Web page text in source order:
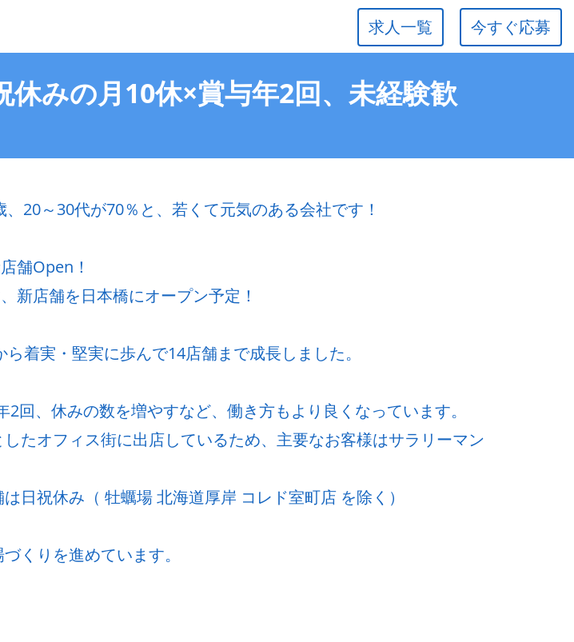
今すぐ応募
求人一覧
みの月10休×賞与年2回、未経験歓
20～30代が70％と、若くて元気のある会社です！
舗Open！
新店舗を日本橋にオープン予定！
着実・堅実に歩んで14店舗まで成長しました。
2回、休みの数を増やすなど、働き方もより良くなっています。
たオフィス街に出店しているため、主要なお客様はサラリーマン
日祝休み（ 牡蠣場 北海道厚岸 コレド室町店 を除く）
くりを進めています。